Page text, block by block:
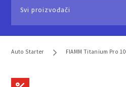
Svi proizvođači
Auto Starter FIAMM Titanium Pro